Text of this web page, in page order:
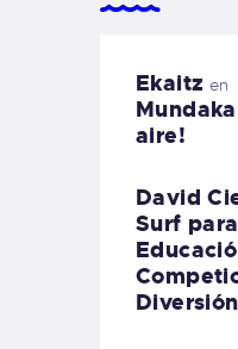
Ekaitz en
aire!
David
Surf